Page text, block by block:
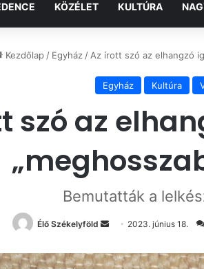
KÖZÉLET KULTÚRA
Kezdőlap / Egyház / Az írott szó az elhangzó
Egyház Kultúra
szó az
Bemutatták a
Élő Székelyföld
Send
email
2023. június 18.